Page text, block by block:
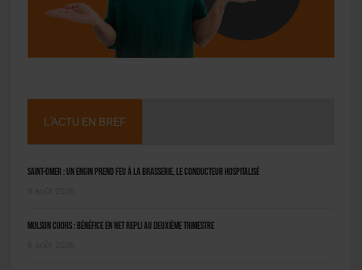
L'ACTU EN BREF
Saint-Omer : un engin prend feu à la brasserie, le conducteur hospitalisé
Molson Coors : bénéfice en net repli au deuxième trimestre